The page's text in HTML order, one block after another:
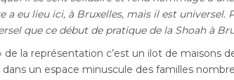
a eu lieu ici, à Bruxelles, mais il est
que ce début de pratique de la Shoah à
de la représentation c’est un ilot de maisons
dans un espace minuscule des familles